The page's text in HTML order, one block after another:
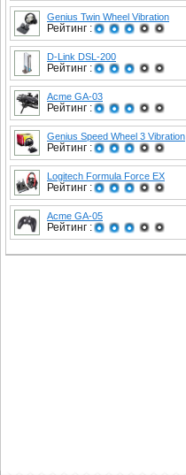
Genius Twin Wheel Vibration
Рейтинг :
D-Link DSL-200
Рейтинг :
Acme GA-03
Рейтинг :
Genius Speed Wheel 3 Vibration
Рейтинг :
Logitech Formula Force EX
Рейтинг :
Acme GA-05
Рейтинг :